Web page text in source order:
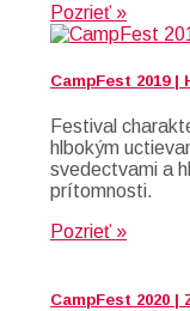
Pozrieť »
CampFest 2019 |
Festival
hlbokým
svedectvami a
prítomnosti.
Pozrieť »
CampFest 2020